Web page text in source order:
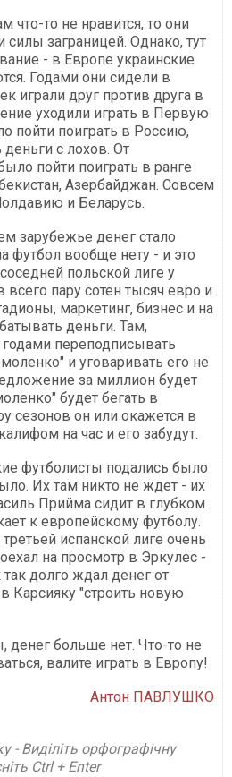
что-то не нравится, то они
силы заграницей. Однако, тут
- в Европе украинские
Годами они сидели в
играли друг против друга в
уходили играть в Первую
пойти поиграть в Россию,
с лохов. От
пойти поиграть в ранге
Азербайджан. Совсем
и Беларусь.
зарубежье денег стало
футбол вообще нету - и это
польской лиге у
пару сотен тысяч евро и
маркетинг, бизнес и на
деньги. Там,
переподписывать
и уговаривать его не
за миллион будет
будет бегать в
сезонов он или окажется в
на час и его забудут.
футболисты подались было
Их там никто не ждет - их
Прийма сидит в глубком
к европейскому футболу.
испанской лиге очень
на просмотр в Эркулес -
долго ждал денег от
Карсияку "строить новую
денег больше нет. Что-то не
валите играть в Европу!
Антон ПАВЛУШКО
- Виділіть орфографічну
Ctrl + Enter